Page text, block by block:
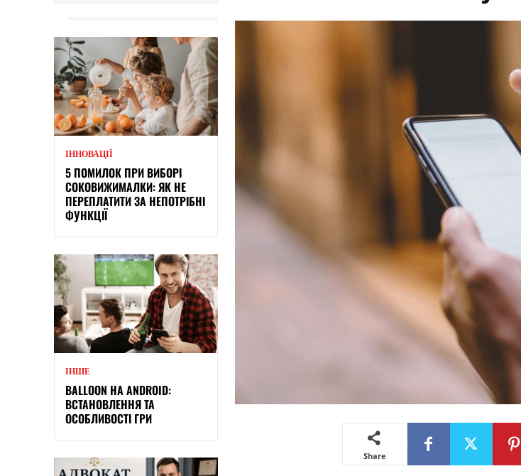
ІННОВАЦІЇ
5 ПОМИЛОК ПРИ ВИБОРІ
СОКОВИЖИМАЛКИ: ЯК НЕ
ПЕРЕПЛАТИТИ ЗА НЕПОТРІБНІ
ФУНКЦІЇ
ІНШЕ
BALLOON НА ANDROID:
ВСТАНОВЛЕННЯ ТА
ОСОБЛИВОСТІ ГРИ
Share